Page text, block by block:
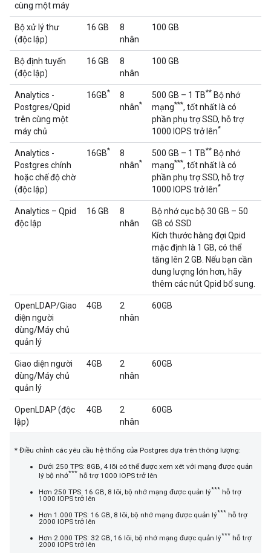
cùng một máy
Bộ xử lý thư
(độc lập)
16 GB
8
nhân
100 GB
Bộ định tuyến
(độc lập)
16 GB
8
nhân
100 GB
Analytics -
Postgres/Qpid
trên cùng một
máy chủ
16GB*
8
nhân*
500 GB – 1 TB** Bộ nhớ
mạng***, tốt nhất là có
phần phụ trợ SSD, hỗ trợ
1000 IOPS trở lên*
Analytics -
Postgres chính
hoặc chế độ chờ
(độc lập)
16GB*
8
nhân*
500 GB – 1 TB** Bộ nhớ
mạng***, tốt nhất là có
phần phụ trợ SSD, hỗ trợ
1000 IOPS trở lên*
Analytics – Qpid
độc lập
16 GB
8
nhân
Bộ nhớ cục bộ 30 GB – 50
GB có SSD
Kích thước hàng đợi Qpid
mặc định là 1 GB, có thể
tăng lên 2 GB. Nếu bạn cần
dung lượng lớn hơn, hãy
thêm các nút Qpid bổ sung.
OpenLDAP/Giao
diện người
dùng/Máy chủ
quản lý
4GB
2
nhân
60GB
Giao diện người
dùng/Máy chủ
quản lý
4GB
2
nhân
60GB
OpenLDAP (độc
lập)
4GB
2
nhân
60GB
* Điều chỉnh các yêu cầu hệ thống của Postgres dựa trên thông lượng:
Dưới 250 TPS: 8GB, 4 lõi có thể được xem xét với mạng được quản
lý bộ nhớ*** hỗ trợ 1000 IOPS trở lên
Hơn 250 TPS: 16 GB, 8 lõi, bộ nhớ mạng được quản lý*** hỗ trợ
1000 IOPS trở lên
Hơn 1.000 TPS: 16 GB, 8 lõi, bộ nhớ mạng được quản lý*** hỗ trợ
2000 IOPS trở lên
Hơn 2.000 TPS: 32 GB, 16 lõi, bộ nhớ mạng được quản lý*** hỗ trợ
2000 IOPS trở lên